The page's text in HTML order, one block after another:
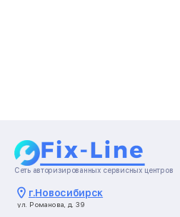
Сеть авторизированных сервисных центров
г.Новосибирск
ул. Романова, д. 39